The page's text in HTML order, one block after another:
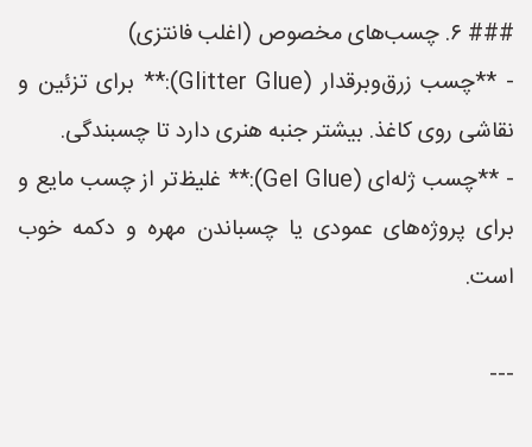
### ۶. چسب‌های مخصوص (اغلب فانتزی)
- **چسب زرق‌وبرقدار (Glitter Glue):** برای تزئین و
نقاشی روی کاغذ. بیشتر جنبه هنری دارد تا چسبندگی.
- **چسب ژله‌ای (Gel Glue):** غلیظ‌تر از چسب مایع و
برای پروژه‌های عمودی یا چسباندن مهره و دکمه خوب
است.
---